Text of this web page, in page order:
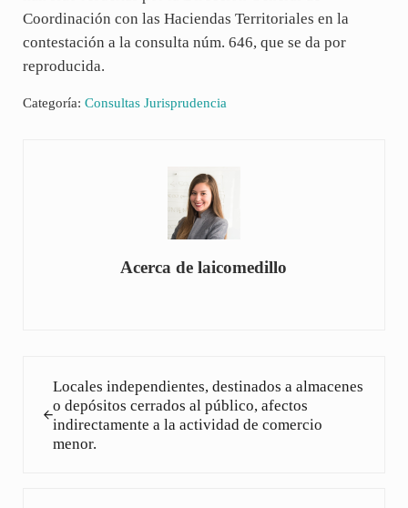
Coordinación con las Haciendas Territoriales en la
contestación a la consulta núm. 646, que se da por
reproducida.
Categoría: Consultas Jurisprudencia
Acerca delaicomedillo
Locales independientes, destinados a almacenes
o depósitos cerrados al público, afectos
indirectamente a la actividad de comercio
menor.